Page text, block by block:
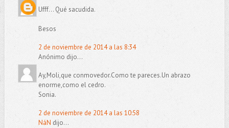
Ufff... Qué sacudida.
Besos
2 de noviembre de 2014 a las 8:34
Anónimo dijo...
Ay,Moli,que conmovedor.Como te pareces.Un abrazo
enorme,como el cedro.
Sonia.
2 de noviembre de 2014 a las 10:58
NáN dijo...